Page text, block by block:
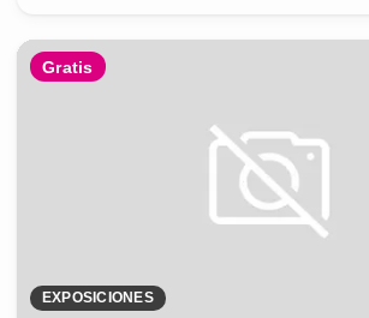
Gratis
EXPOSICIONES